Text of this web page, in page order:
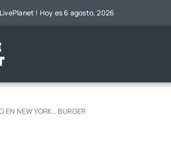
! Hoy es 6 agosto, 2026
EN NEW YORK… BURGER